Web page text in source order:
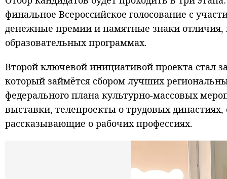
финальное Всероссийское голосование с
денежные премии и памятные знаки
образовательных программах.
Второй ключевой инициативой проекта стал
который займётся сбором лучших
федерального плана культурно-массовых
выставки, телепроекты о трудовых
рассказывающие о рабочих профессиях.